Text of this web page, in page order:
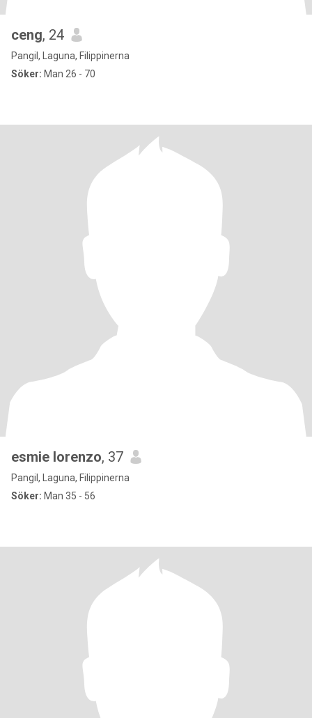
ceng, 24
Pangil, Laguna, Filippinerna
Söker: Man 26 - 70
esmie lorenzo, 37
Pangil, Laguna, Filippinerna
Söker: Man 35 - 56